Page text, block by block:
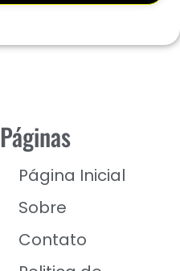
Páginas
Página Inicial
Sobre
Contato